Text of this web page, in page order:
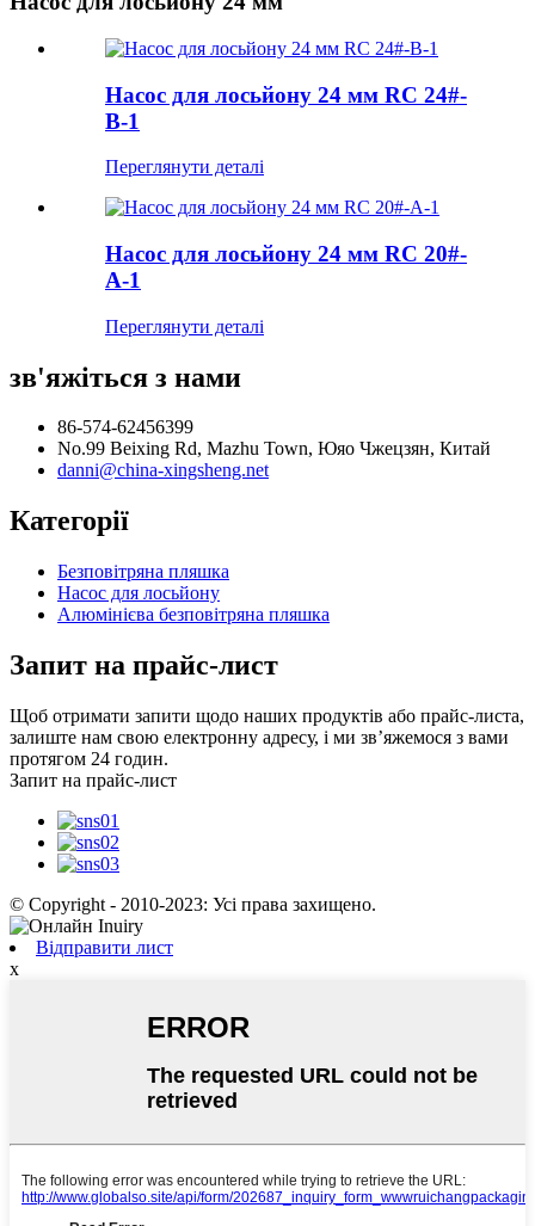
Насос для лосьйону 24 мм RC 24#-
B-1
Переглянути деталі
Насос для лосьйону 24 мм RC 20#-
A-1
Переглянути деталі
зв'яжіться з нами
86-574-62456399
No.99 Beixing Rd, Mazhu Town, Юяо Чжецзян, Китай
danni@china-xingsheng.net
Категорії
Безповітряна пляшка
Насос для лосьйону
Алюмінієва безповітряна пляшка
Запит на прайс-лист
Щоб отримати запити щодо наших продуктів або прайс-листа,
залиште нам свою електронну адресу, і ми зв’яжемося з вами
протягом 24 годин.
Запит на прайс-лист
© Copyright - 2010-2023: Усі права захищено.
Відправити лист
x